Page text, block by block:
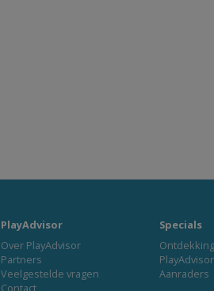
PlayAdvisor
Over PlayAdvisor
Partners
Veelgestelde vragen
Contact
Specials
PlayAdvisor
Aanraders